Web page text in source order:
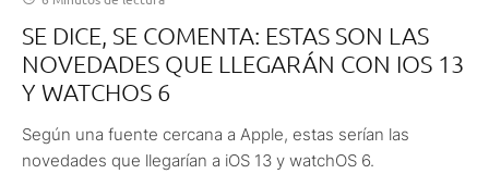
SE DICE, SE COMENTA: ESTAS SON LAS
NOVEDADES QUE LLEGARÁN CON IOS 13
Y WATCHOS 6
Según una fuente cercana a Apple, estas serían las
novedades que llegarían a iOS 13 y watchOS 6.